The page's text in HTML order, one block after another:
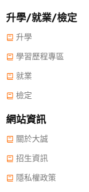
升學/就業/檢定
升學
學習歷程專區
就業
檢定
網站資訊
關於大誠
招生資訊
隱私權政策